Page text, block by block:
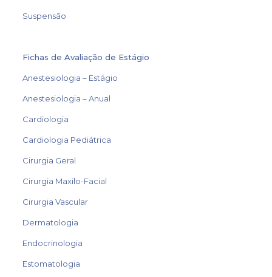
Suspensão
Fichas de Avaliação de Estágio
Anestesiologia – Estágio
Anestesiologia – Anual
Cardiologia
Cardiologia Pediátrica
Cirurgia Geral
Cirurgia Maxilo-Facial
Cirurgia Vascular
Dermatologia
Endocrinologia
Estomatologia